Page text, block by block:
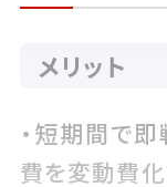
メリット
・短期間で
費を変動費化